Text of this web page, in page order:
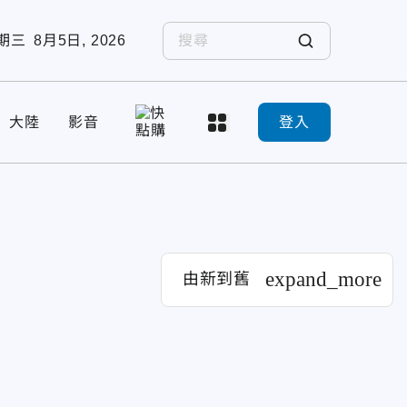
三 8月5日, 2026
大陸 影音 登入
由新到舊 expand_more